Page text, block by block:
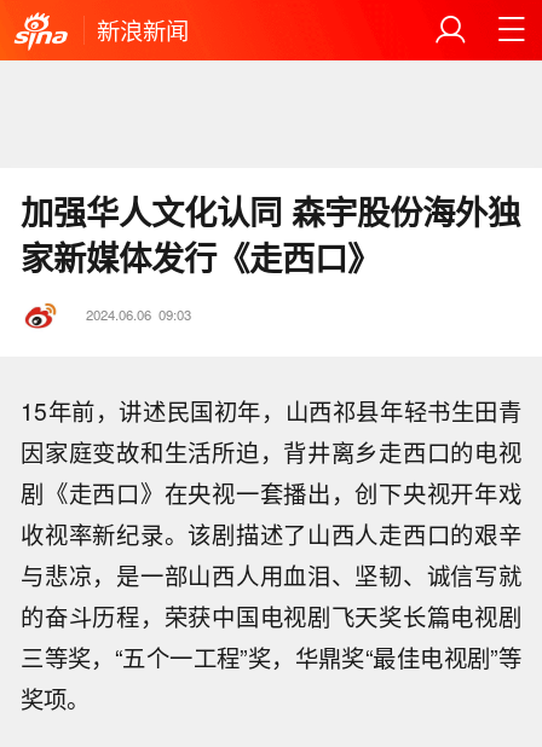
新浪新闻
加强华人文化认同 森宇股份海外独
家新媒体发行《走西口》
2024.06.06 09:03
15年前，讲述民国初年，山西祁县年轻书生田青
因家庭变故和生活所迫，背井离乡走西口的电视
剧《走西口》在央视一套播出，创下央视开年戏
收视率新纪录。该剧描述了山西人走西口的艰辛
与悲凉，是一部山西人用血泪、坚韧、诚信写就
的奋斗历程，荣获中国电视剧飞天奖长篇电视剧
三等奖，“五个一工程”奖，华鼎奖“最佳电视剧”等
奖项。